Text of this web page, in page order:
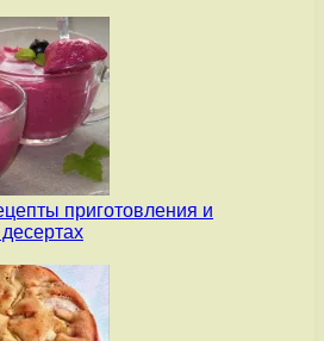
приготовления и